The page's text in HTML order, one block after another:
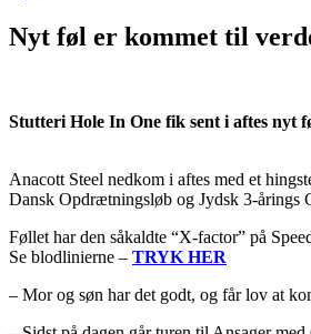
Nyt føl er kommet til
Stutteri Hole In One fik sent i aftes nyt
Anacott Steel nedkom i aftes med et
Dansk Opdrætningsløb og Jydsk 3-årings
Føllet har den såkaldte “X-factor” på
Se blodlinierne – TRYK HER
– Mor og søn har det godt, og får lov at